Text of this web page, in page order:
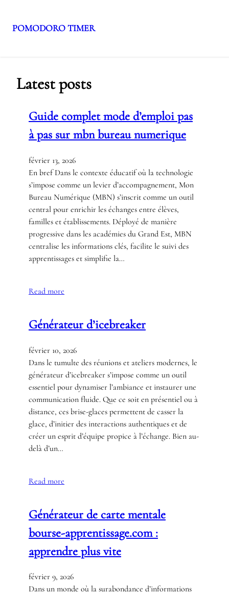
POMODORO TIMER
Latest posts
Guide complet mode d’emploi pas
à pas sur mbn bureau numerique
février 13, 2026
En bref Dans le contexte éducatif où la technologie
s’impose comme un levier d’accompagnement, Mon
Bureau Numérique (MBN) s’inscrit comme un outil
central pour enrichir les échanges entre élèves,
familles et établissements. Déployé de manière
progressive dans les académies du Grand Est, MBN
centralise les informations clés, facilite le suivi des
apprentissages et simplifie la…
Read more
Générateur d’icebreaker
février 10, 2026
Dans le tumulte des réunions et ateliers modernes, le
générateur d’icebreaker s’impose comme un outil
essentiel pour dynamiser l’ambiance et instaurer une
communication fluide. Que ce soit en présentiel ou à
distance, ces brise-glaces permettent de casser la
glace, d’initier des interactions authentiques et de
créer un esprit d’équipe propice à l’échange. Bien au-
delà d’un…
Read more
Générateur de carte mentale
bourse-apprentissage.com :
apprendre plus vite
février 9, 2026
Dans un monde où la surabondance d’informations